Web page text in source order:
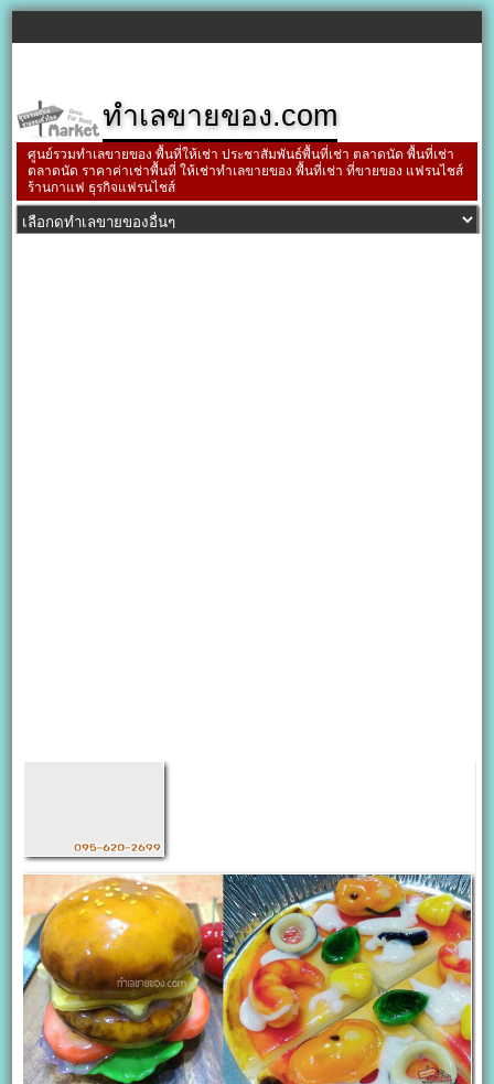
ทำเลขายของ.com
ศูนย์รวมทำเลขายของ พื้นที่ให้เช่า ประชาสัมพันธ์พื้นที่เช่า ตลาดนัด พื้นที่เช่า
ตลาดนัด ราคาค่าเช่าพื้นที่ ให้เช่าทำเลขายของ พื้นที่เช่า ที่ขายของ แฟรนไชส์
ร้านกาแฟ ธุรกิจแฟรนไชส์